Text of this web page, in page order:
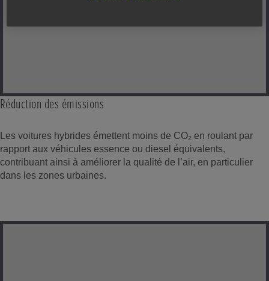
Réduction des émissions
Les voitures hybrides émettent moins de CO₂ en roulant par
rapport aux véhicules essence ou diesel équivalents,
contribuant ainsi à améliorer la qualité de l’air, en particulier
dans les zones urbaines.